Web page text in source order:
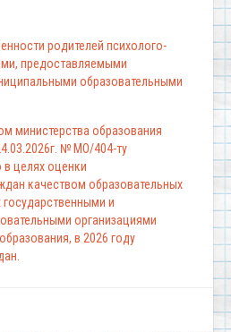
родителей психолого-
предоставляемыми
образовательными
министерства образования
№ МО/404-ту
целях оценки
качеством образовательных
и
организациями
в 2026 году